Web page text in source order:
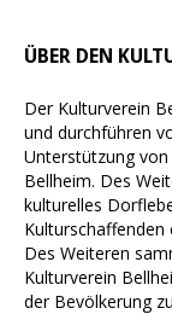
ÜBER DEN
Der Kulturverein
und durchführen
Unterstützung
Bellheim. Des
kulturelles
Des Weiteren
Kulturverein
der Bevölkerung